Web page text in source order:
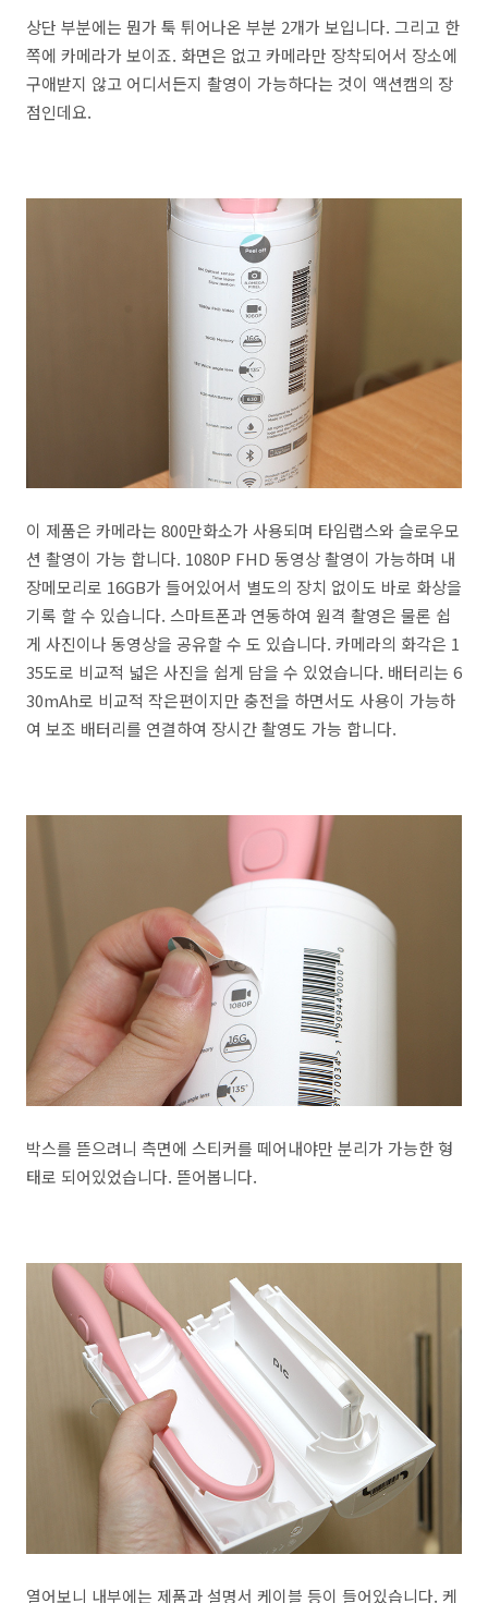
상단 부분에는 뭔가 툭 튀어나온 부분 2개가 보입니다. 그리고 한
쪽에 카메라가 보이죠. 화면은 없고 카메라만 장착되어서 장소에
구애받지 않고 어디서든지 촬영이 가능하다는 것이 액션캠의 장
점인데요.
이 제품은 카메라는 800만화소가 사용되며 타임랩스와 슬로우모
션 촬영이 가능 합니다. 1080P FHD 동영상 촬영이 가능하며 내
장메모리로 16GB가 들어있어서 별도의 장치 없이도 바로 화상을
기록 할 수 있습니다. 스마트폰과 연동하여 원격 촬영은 물론 쉽
게 사진이나 동영상을 공유할 수 도 있습니다. 카메라의 화각은 1
35도로 비교적 넓은 사진을 쉽게 담을 수 있었습니다. 배터리는 6
30mAh로 비교적 작은편이지만 충전을 하면서도 사용이 가능하
여 보조 배터리를 연결하여 장시간 촬영도 가능 합니다.
박스를 뜯으려니 측면에 스티커를 떼어내야만 분리가 가능한 형
태로 되어있었습니다. 뜯어봅니다.
열어보니 내부에는 제품과 설명서 케이블 등이 들어있습니다. 케